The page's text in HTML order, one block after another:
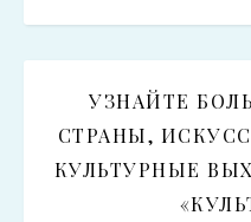
УЗНАЙТЕ
СТРАНЫ,
КУЛЬТУРНЫЕ